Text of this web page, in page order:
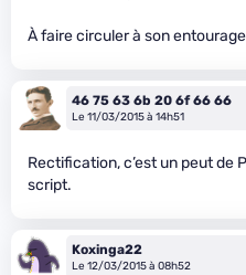
À faire circuler à son
46 75 63 6b 20 6f 66 66
Le 11/03/2015 à 14h51
Rectification, c’est un peut
script.
Koxinga22
Le 12/03/2015 à 08h52